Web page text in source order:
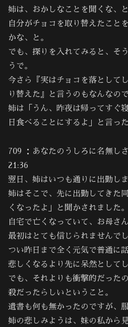
姉は、おかしなことを聞くな、
自分がチョコを取り替えたこと
かな、と。
でも、探りを入れてみると、そ
うで。
今さら『実はチョコを落として
り替えた』と言うのもなんなので
姉は「うん、昨夜は帰ってすぐ
日食べることにするよ」と言っ
709 ：あなたのうしろに名無し
21:36
翌日、姉はいつも通りに出勤しま
姉はそこで、先に出勤してきた
くなったよ」と聞かされました。
自宅で亡くなっていて、お母さ
最初はとても信じられませんでし
つい昨日まで全く元気で普通に
悲しくなるより先に呆然として
でも、それよりも衝撃的だった
殺だったらしいということ。
遺書も何も無かったのですが、
姉の悲しみようは、妹の私から